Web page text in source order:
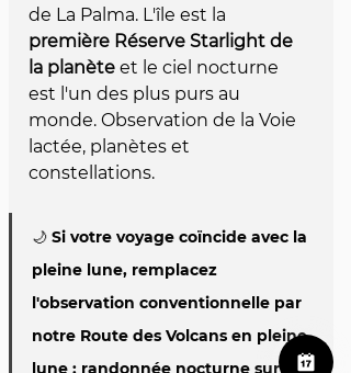
de La Palma. L'île est la
première Réserve Starlight de
la planète et le ciel nocturne
est l'un des plus purs au
monde. Observation de la Voie
lactée, planètes et
constellations.
🌙 Si votre voyage coïncide avec la
pleine lune, remplacez
l'observation conventionnelle par
notre Route des Volcans en pleine
lune : randonnée nocturne sur la